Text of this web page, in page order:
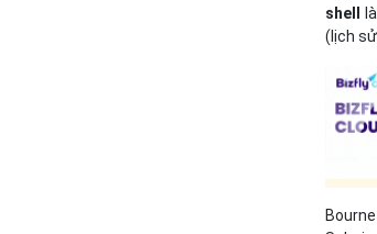
shell
(lịch